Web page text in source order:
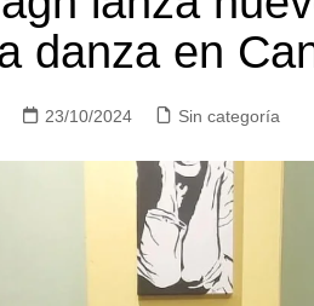
danza en
23/10/2024 Sin categoría